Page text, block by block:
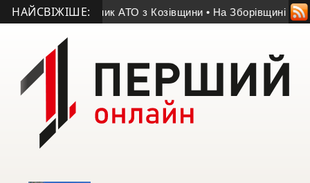
НАЙСВІЖІШЕ:
помер учасник АТО з Козівщини • На Зборівщині